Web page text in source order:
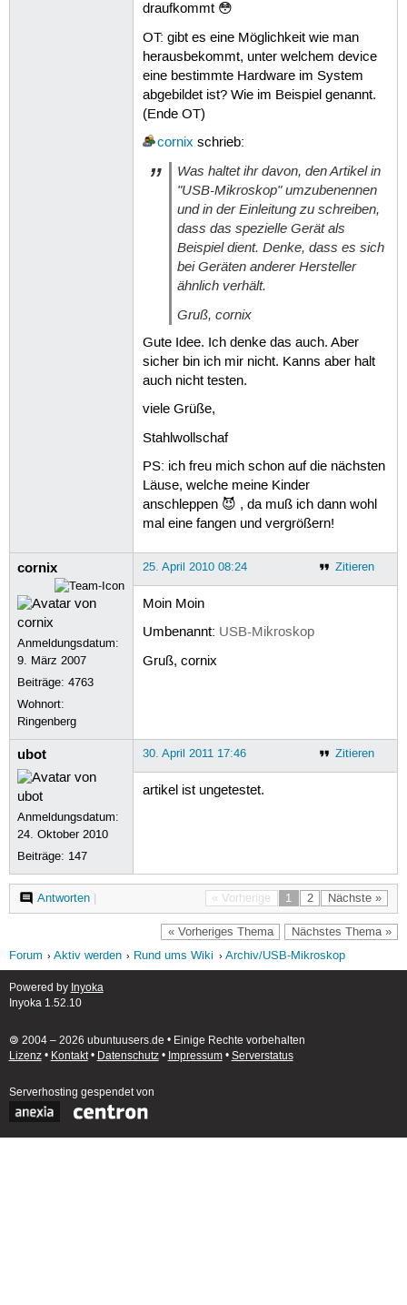
draufkommt 😳
OT: gibt es eine Möglichkeit wie man
herausbekommt, unter welchem device
eine bestimmte Hardware im System
abgebildet ist? Wie im Beispiel genannt.
(Ende OT)
cornix schrieb:
Was haltet ihr davon, den Artikel in
"USB-Mikroskop" umzubenennen
und in der Einleitung zu schreiben,
dass das spezielle Gerät als
Beispiel dient. Denke, dass es sich
bei Geräten anderer Hersteller
ähnlich verhält.
Gruß, cornix
Gute Idee. Ich denke das auch. Aber
sicher bin ich mir nicht. Kanns aber halt
auch nicht testen.
viele Grüße,
Stahlwollschaf
PS: ich freu mich schon auf die nächsten
Läuse, welche meine Kinder
anschleppen 😈 , da muß ich dann wohl
mal eine fangen und vergrößern!
cornix
Anmeldungsdatum:
9. März 2007
Beiträge:4763
Wohnort:
Ringenberg
Zitieren
25. April 2010 08:24
Moin Moin
Umbenannt: USB-Mikroskop
Gruß, cornix
ubot
Anmeldungsdatum:
24. Oktober 2010
Beiträge: 147
Zitieren
30. April 2011 17:46
artikel ist ungetestet.
« Vorherige 1 2 Nächste »
Antworten|
« Vorheriges Thema Nächstes Thema »
Forum Aktiv werden Rund ums Wiki Archiv/USB-Mikroskop
Powered by Inyoka
Inyoka 1.52.10
🄯 2004 – 2026 ubuntuusers.de • Einige Rechte vorbehalten
Lizenz• Kontakt• Datenschutz• Impressum• Serverstatus
Serverhosting gespendet von